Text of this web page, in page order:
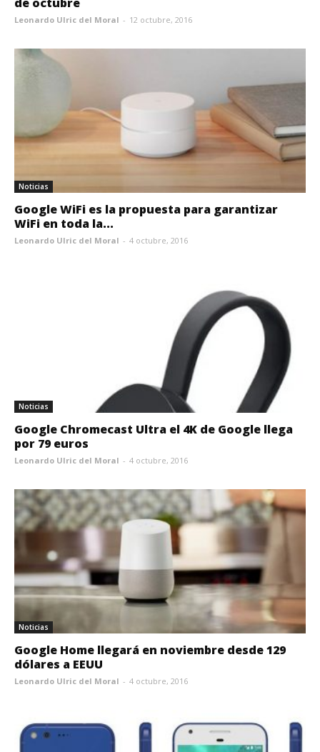
Leonardo Ulric del Moral - 12 octubre, 2016
Noticias
Google WiFi es la propuesta para garantizar
WiFi en toda la...
Leonardo Ulric del Moral - 4 octubre, 2016
Noticias
Google Chromecast Ultra el 4K de Google llega
por 79 euros
Leonardo Ulric del Moral - 4 octubre, 2016
Noticias
Google Home llegará en noviembre desde 129
dólares a EEUU
Leonardo Ulric del Moral - 4 octubre, 2016